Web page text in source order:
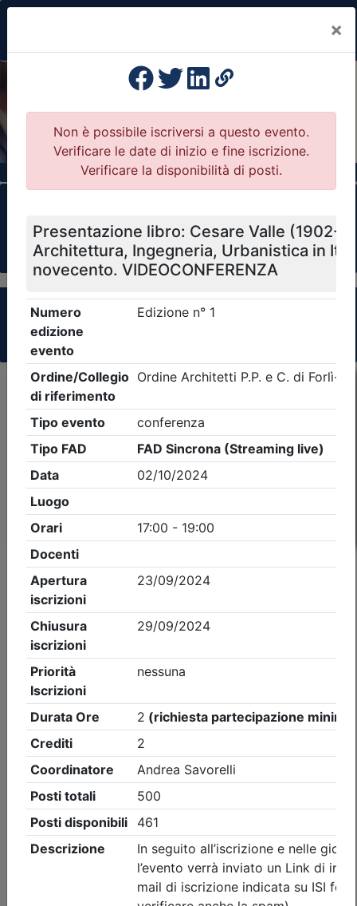
×
Previous
Il portale della formazione per Ordini e
Collegi Professionali
Clicca qui - espandi la sezione dei filtri ricerca
eventi
Criteri di ricerca applicati:
- Tipo Ordine/collegio:Architetti- Ordine:Forlì-
Cesena- Eventi in programma dal8/8/2026
Dettagli evento
Gratuito
Ordine Architetti P.P. e C. di Forlì-Cesena
IA e Architetti
Data: 15/09/2026
Crediti:3 cfp
dal 06/07/2026 al 13/09/2026